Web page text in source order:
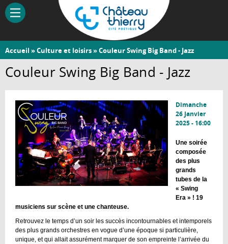
Aller
contenu
Château-
Thierry
Vous
êtes
ici
Accueil »Culture et loisirs» Couleur Swing Big Band - Jazz
Couleur Swing Big Band - Jazz
Dimanche
26 Janvier
2025 - 16:00
Une soirée
composée
des plus
grands
tubes de la
« Swing
Era » ! 19
musiciens sur scène et une chanteuse.
Retrouvez le temps d’un soir les succès incontournables et intemporels
des plus grands orchestres en vogue d’une époque si particulière,
unique, et qui allait assurément marquer de son empreinte l’arrivée du